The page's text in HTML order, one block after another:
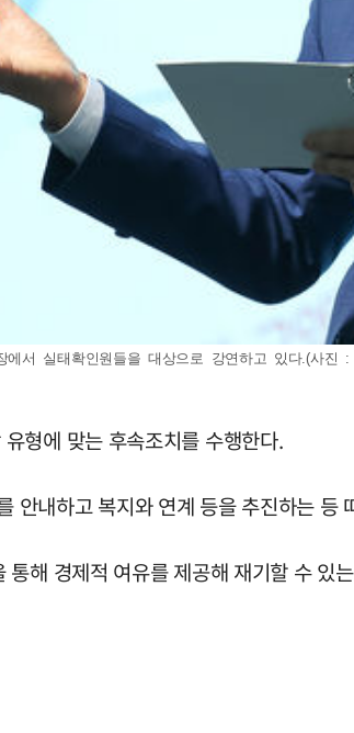
서 실태확인원들을 대상으로 강연하고 있다.(사진
형에 맞는 후속조치를 수행한다.
안내하고 복지와 연계 등을 추진하는 등
해 경제적 여유를 제공해 재기할 수 있